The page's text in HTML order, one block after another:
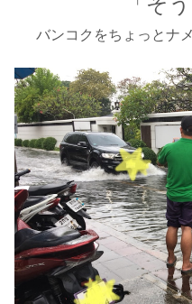
バンコクをちょっとナ